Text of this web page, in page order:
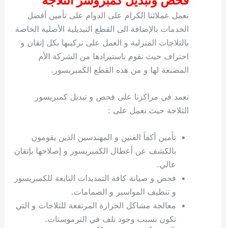
نعمل عملائنا الكرام على الدوام على تأمين أفضل
الخدمات بالإضافة الى القطع التبديلية الأصلية الخاصة
بالثلاجات المنزلية و العمل على تركيبها بكل إتقان و
احتراف حيث نقوم باستيرادها من الشركة الأم
المصنعة لها و من هذه القطع الكمبريسور.
نعمد في مراكزنا على فحص و تبديل كمبريسور
الثلاجة حيث نعمل على :
تأمين أكفأ الفنين و المهندسين الذين يقومون
بالكشف عن أعطال الكمبريسور و إصلاحها بإتقان
عالي.
فحص و صيانة كافة التمديدات التابعة للكمبريسور
و تنظيف المواسير و الصمامات.
معالجة مشاكل الحرارة المرتفعة للثلاجات و التي
تكون بسبب وجود تلف في الترموستات.